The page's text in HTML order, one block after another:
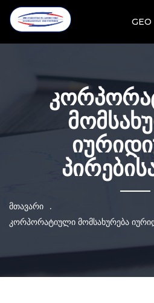
GEO
მთავარი .
კორპორატიული მომსახურება